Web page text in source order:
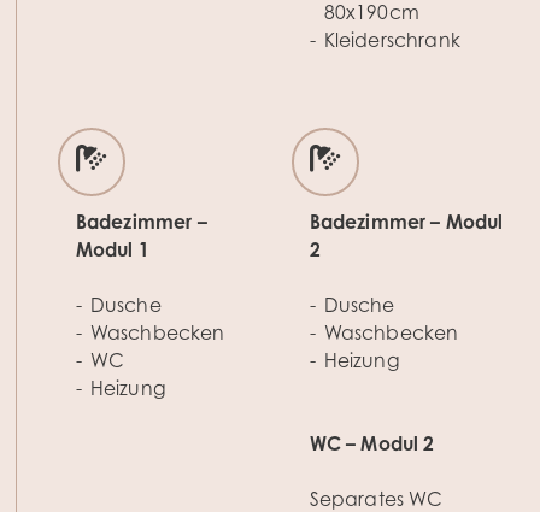
80x190cm
Kleiderschrank
Badezimmer –
Modul 1
Dusche
Waschbecken
WC
Heizung
Badezimmer – Modul
2
Dusche
Waschbecken
Heizung
WC – Modul 2
Separates WC